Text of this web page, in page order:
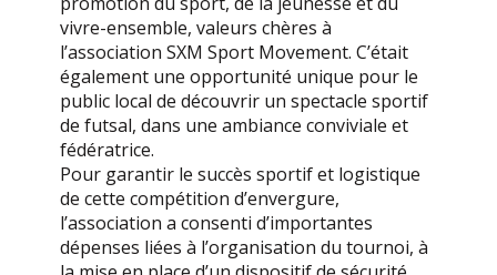
vivre-ensemble, valeurs chères à
l’association SXM Sport Movement. C’était
également une opportunité unique pour le
public local de découvrir un spectacle sportif
de futsal, dans une ambiance conviviale et
fédératrice.
Pour garantir le succès sportif et logistique
de cette compétition d’envergure,
l’association a consenti d’importantes
dépenses liées à l’organisation du tournoi, à